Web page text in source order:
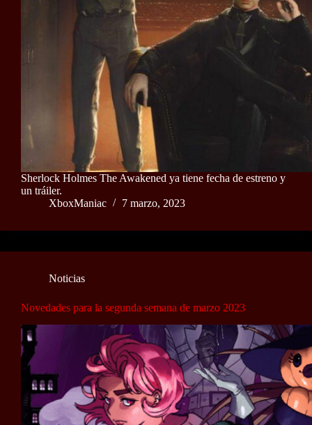
Sherlock Holmes The Awakened ya tiene fecha de estreno y
un tráiler.
XboxManiac
7 marzo, 2023
Noticias
Novedades para la segunda semana de marzo 2023